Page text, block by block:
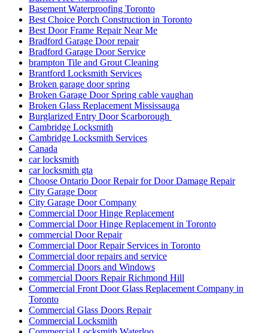
Basement Waterproofing Toronto
Best Choice Porch Construction in Toronto
Best Door Frame Repair Near Me
Bradford Garage Door repair
Bradford Garage Door Service
brampton Tile and Grout Cleaning
Brantford Locksmith Services
Broken garage door spring
Broken Garage Door Spring cable vaughan
Broken Glass Replacement Mississauga
Burglarized Entry Door Scarborough
Cambridge Locksmith
Cambridge Locksmith Services
Canada
car locksmith
car locksmith gta
Choose Ontario Door Repair for Door Damage Repair
City Garage Door
City Garage Door Company
Commercial Door Hinge Replacement
Commercial Door Hinge Replacement in Toronto
commercial Door Repair
Commercial Door Repair Services in Toronto
Commercial door repairs and service
Commercial Doors and Windows
commercial Doors Repair Richmond Hill
Commercial Front Door Glass Replacement Company in
Toronto
Commercial Glass Doors Repair
Commercial Locksmith